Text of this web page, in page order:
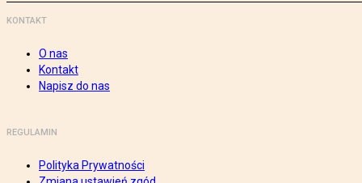
KONTAKT
O nas
Kontakt
Napisz do nas
REGULAMIN
Polityka Prywatności